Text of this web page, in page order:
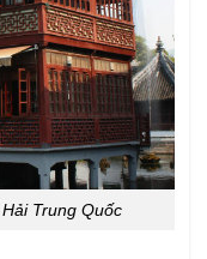
Trung Quốc